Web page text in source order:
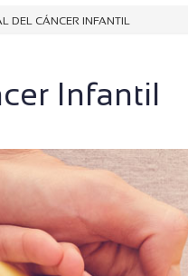
del Cáncer Infantil
Infantil